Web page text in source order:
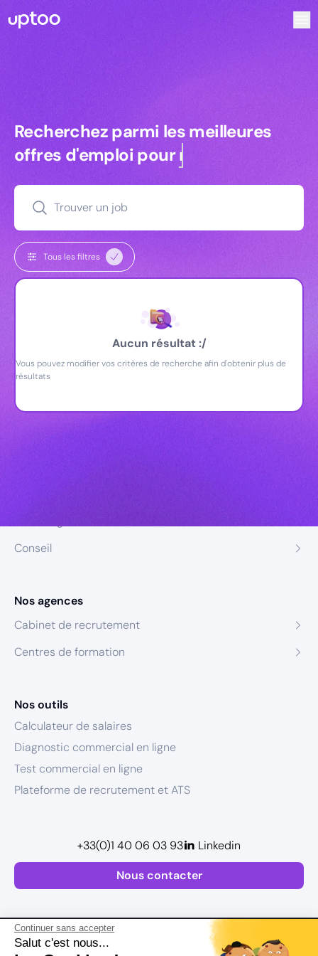
Continuer sans accepter
Salut c'est nous...
Recherchez parmi les meilleures
Recherchez parmi les meilleures
offres d'emploi pourmanagers
Trouver un job
Tous les filtres
Aucun résultat :/
Vous pouvez modifier vos critères de recherche afin d'obtenir plus de
résultats
Conseil
Nos agences
Cabinet de recrutement
Centres de formation
Nos outils
Calculateur de salaires
Diagnostic commercial en ligne
Test commercial en ligne
Plateforme de recrutement et ATS
Nous contacter
+33(0)1 40 06 03 93 Linkedin